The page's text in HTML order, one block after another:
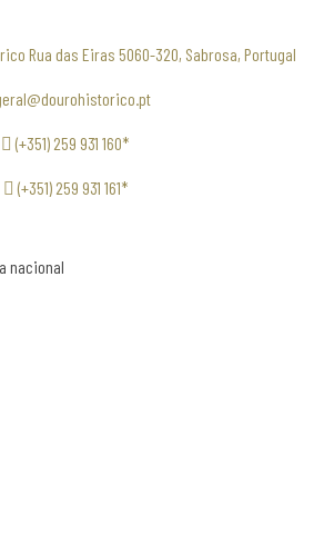
Rua das Eiras 5060-320, Sabrosa, Portugal
(+351) 259 931 160*
(+351) 259 931 161*
nacional